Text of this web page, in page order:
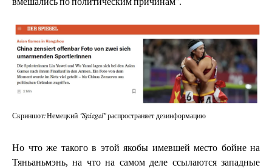
вмешались по политическим причинам"
Скриншот: Немецкий "Spiegel" распространяет дезинформацию
Но что же такого в этой якобы имевшей место бойне на
Тяньаньмэнь, на что на самом деле ссылаются западные